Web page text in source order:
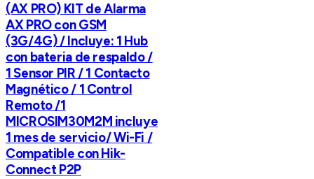
(AX PRO) KIT de Alarma
AX PRO con GSM
(3G/4G) / Incluye: 1 Hub
con bateria de respaldo /
1 Sensor PIR / 1 Contacto
Magnético / 1 Control
Remoto /1
MICROSIM30M2M incluye
1 mes de servicio/ Wi-Fi /
Compatible con Hik-
Connect P2P